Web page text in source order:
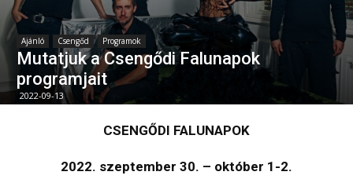
Ajánló Csengőd Programok
Mutatjuk a Csengődi Falunapok
programjait
2022-09-13
CSENGŐDI FALUNAPOK
2022. szeptember 30. – október 1-2.